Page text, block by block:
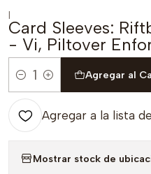
|
Card Sleeves:
- Vi, Piltover
Cantidad
Agregar al
Agregar a la lista
Mostrar stock de